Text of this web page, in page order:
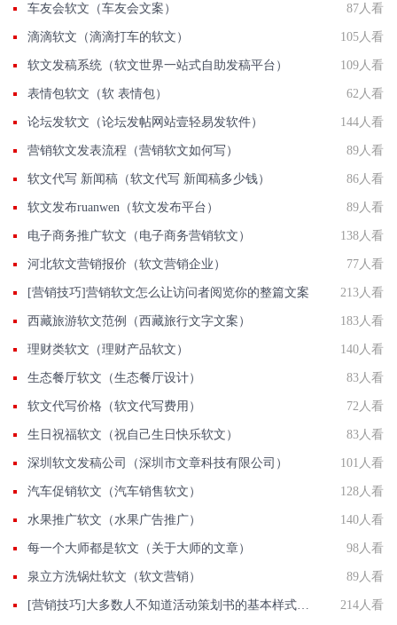
车友会软文（车友会文案） 87人看
滴滴软文（滴滴打车的软文） 105人看
软文发稿系统（软文世界一站式自助发稿平台） 109人看
表情包软文（软 表情包） 62人看
论坛发软文（论坛发帖网站壹轻易发软件） 144人看
营销软文发表流程（营销软文如何写） 89人看
软文代写 新闻稿（软文代写 新闻稿多少钱） 86人看
软文发布ruanwen（软文发布平台） 89人看
电子商务推广软文（电子商务营销软文） 138人看
河北软文营销报价（软文营销企业） 77人看
[营销技巧]营销软文怎么让访问者阅览你的整篇文案 213人看
西藏旅游软文范例（西藏旅行文字文案） 183人看
理财类软文（理财产品软文） 140人看
生态餐厅软文（生态餐厅设计） 83人看
软文代写价格（软文代写费用） 72人看
生日祝福软文（祝自己生日快乐软文） 83人看
深圳软文发稿公司（深圳市文章科技有限公司） 101人看
汽车促销软文（汽车销售软文） 128人看
水果推广软文（水果广告推广） 140人看
每一个大师都是软文（关于大师的文章） 98人看
泉立方洗锅灶软文（软文营销） 89人看
214人看